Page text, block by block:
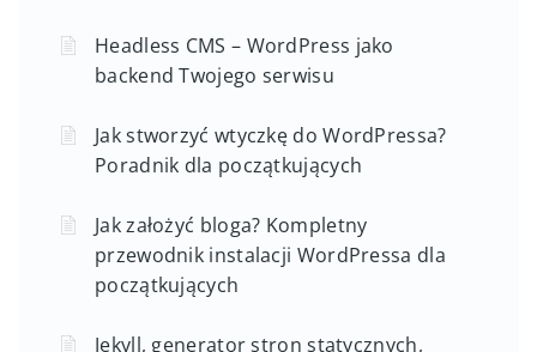
Headless CMS – WordPress jako
backend Twojego serwisu
Jak stworzyć wtyczkę do WordPressa?
Poradnik dla początkujących
Jak założyć bloga? Kompletny
przewodnik instalacji WordPressa dla
początkujących
Jekyll, generator stron statycznych,